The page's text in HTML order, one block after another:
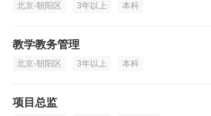
北京-朝阳区 3年以上 本科
教学教务管理
北京-朝阳区 3年以上 本科
项目总监